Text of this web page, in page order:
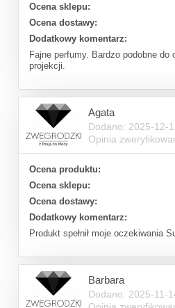
Ocena sklepu:
Ocena dostawy:
Dodatkowy komentarz:
Fajne perfumy. Bardzo podobne do
projekcji.
Agata
Dodano: 2025-12-
Opinia
Ocena produktu:
Ocena sklepu:
Ocena dostawy:
Dodatkowy komentarz:
Produkt spełnił moje oczekiwania
Barbara
Dodano: 2025-11-